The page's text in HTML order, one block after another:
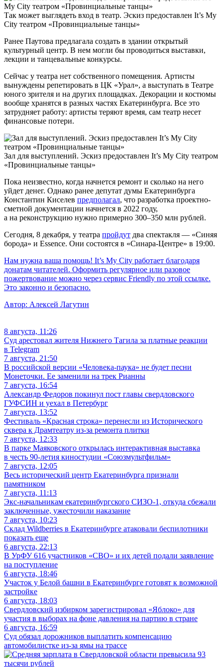
Так может выглядеть вход в театр. Эскиз предоставлен It’s My
City театром «Провинциальные танцы»
Ранее Паутова предлагала создать в здании открытый
культурный центр. В нем могли бы проводиться выставки,
лекции и танцевальные конкурсы.
Сейчас у театра нет собственного помещения. Артисты
вынуждены репетировать в ЦК «Урал», а выступать в Театре
юного зрителя и на других площадках. Декорации и костюмы
вообще хранятся в разных частях Екатеринбурга. Все это
затрудняет работу: артисты теряют время, сам театр несет
финансовые потери.
Зал для выступлений. Эскиз предоставлен It’s My City театром
«Провинциальные танцы»
Пока неизвестно, когда начнется ремонт и сколько на него
уйдет денег. Однако ранее депутат думы Екатеринбурга
Константин Киселев предполагал, что разработка проектно-
сметной документации начнется в 2022 году,
а на реконструкцию нужно примерно 300–350 млн рублей.
Сегодня, 8 декабря, у театра пройдут два спектакля — «Синяя
борода» и Essence. Они состоятся в «Синара-Центре» в 19:00.
Нам нужна ваша помощь! It’s My City работает благодаря
донатам читателей. Оформить регулярное или разовое
пожертвование можно через сервис Friendly по этой ссылке.
Это законно и безопасно.
Автор: Алексей Лагутин
8 августа, 11:26
Суд арестовал жителя Нижнего Тагила за платные реакции
в Telegram
7 августа, 21:50
В российской версии «Человека-паука» не будет песни
Монеточки. Ее заменили на трек Рианны
7 августа, 16:54
Александр Федоров покинул пост главы свердловского
ГУФСИН и уехал в Петербург
7 августа, 13:52
Фестиваль «Красная строка» перенесли из Исторического
сквера к Драмтеатру из-за ремонта плитки
7 августа, 12:33
В парке Маяковского открылась интерактивная выставка
в честь 90-летия киностудии «Союзмультфильм»
7 августа, 12:05
Весь исторический центр Екатеринбурга признали
памятником
7 августа, 11:13
Экс-начальникам екатеринбургского СИЗО-1, откуда сбежали
заключенные, ужесточили наказание
7 августа, 10:23
Склад Wildberries в Екатеринбурге атаковали беспилотники
показать еще
6 августа, 22:13
В УрФУ 616 участников «СВО» и их детей подали заявление
на поступление
6 августа, 18:46
Участок у Белой башни в Екатеринбурге готовят к возможной
застройке
6 августа, 18:03
Свердловский избирком зарегистрировал «Яблоко» для
участия в выборах на фоне давления на партию в стране
6 августа, 16:59
Суд обязал дорожников выплатить компенсацию
автомобилистке из-за ямы на трассе